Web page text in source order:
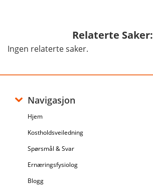
Relaterte Saker:
Ingen relaterte saker.
Navigasjon
Hjem
Kostholdsveiledning
Spørsmål & Svar
Ernæringsfysiolog
Blogg